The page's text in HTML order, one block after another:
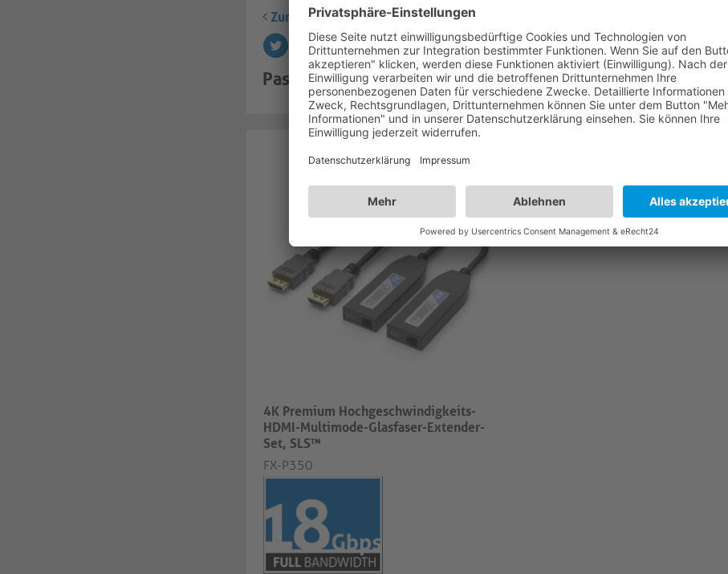
Zurück
Passende Artikel
4K Premium Hochgeschwindigkeits-
HDMI-Multimode-Glasfaser-Extender-
Set, SLS™
FX-P350